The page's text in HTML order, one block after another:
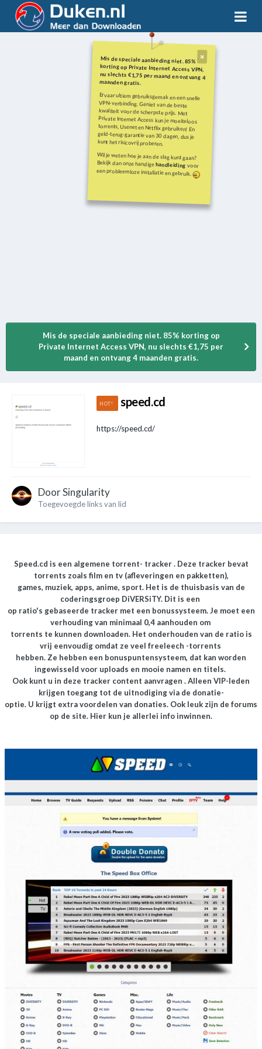
Mis de speciale aanbieding niet. 85%
korting op Private Internet Access VPN,
nu slechts €1,75 per maand en ontvang 4
maanden gratis.
Ervaar ultiem gebruiksgemak en een snelle
VPN-verbinding. Geniet van de beste
kwaliteit voor de scherpste prijs. Met
Private Internet Access kun je moeiteloos
torrents, Usenet en Netflix gebruiken! En
geld-terug-garantie van 30 dagen, dus je
kunt het risicovrij proberen.
Wil je weten hoe je aan de slag kunt gaan?
Bekijk dan onze handigehandleiding voor
een probleemloze installatie en gebruik.
Mis de speciale aanbieding niet. 85% korting op
Private Internet Access VPN, nu slechts €1,75 per
maand en ontvang 4 maanden gratis.
speed.cd
https://speed.cd/
DoorSingularity
Toegevoegde links van lid
Speed.cd is een algemene torrent- tracker . Deze tracker bevat
torrents zoals film en tv (afleveringen en pakketten),
games, muziek, apps, anime, sport. Het is de thuisbasis van de
coderingsgroep DiVERSiTY. Dit is een
op ratio's gebaseerde tracker met een bonussysteem. Je moet een
verhouding van minimaal 0,4 aanhouden om
torrents te kunnen downloaden. Het onderhouden van de ratio is
vrij eenvoudig omdat ze veel freeleech -torrents
hebben. Ze hebben een bonuspuntensysteem, dat kan worden
ingewisseld voor uploads en mooie namen en titels.
Ook kunt u in deze tracker content aanvragen . Alleen VIP-leden
krijgen toegang tot de uitnodiging via de donatie-
optie. U krijgt extra voordelen van donaties. Ook leuk zijn de forums
op de site. Hier kun je allerlei info inwinnen.